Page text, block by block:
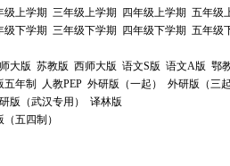
级上学期 三年级上学期 四年级上学期 五年级
级下学期 三年级下学期 四年级下学期 五年级
大版 苏教版 西师大版 语文S版 语文A版 鄂
五年制 人教PEP 外研版（一起）
外研版（三
版（武汉专用）
译林版
五四制）